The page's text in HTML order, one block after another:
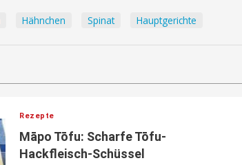
Hähnchen Spinat Hauptgerichte
Rezepte
Māpo Tōfu: Scharfe Tōfu-
Hackfleisch-Schüssel